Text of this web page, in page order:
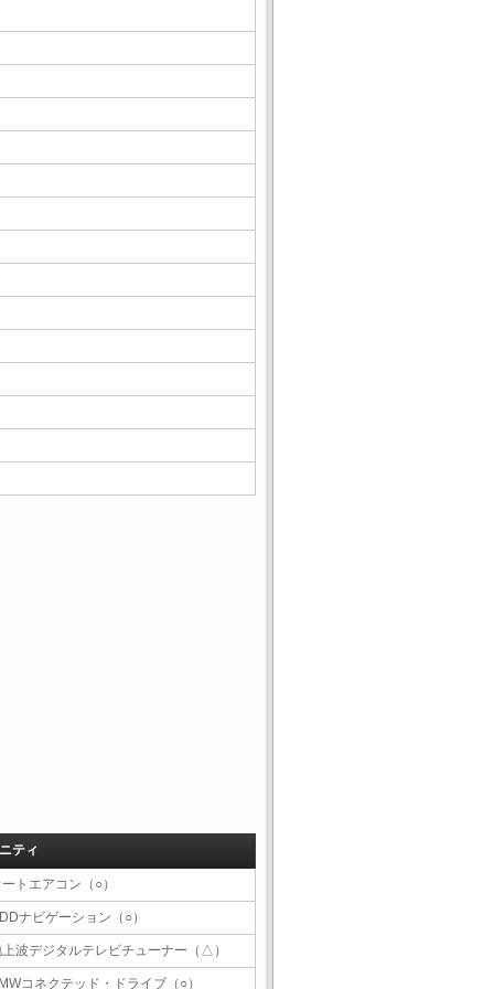
ティ
ートエアコン（○）
ナビゲーション（○）
波デジタルテレビチューナー（△）
コネクテッド・ドライブ（○）